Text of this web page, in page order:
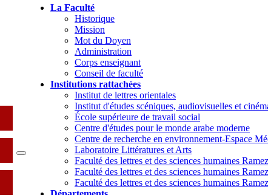
La Faculté
Historique
Mission
Mot du Doyen
Administration
Corps enseignant
Conseil de faculté
Institutions rattachées
Institut de lettres orientales
Institut d'études scéniques, audiovisuelles et
École supérieure de travail social
Centre d'études pour le monde arabe moderne
Centre de recherche en environnement-Espace
Laboratoire Littératures et Arts
Faculté des lettres et des sciences humaines
Faculté des lettres et des sciences humaines
Faculté des lettres et des sciences humaines